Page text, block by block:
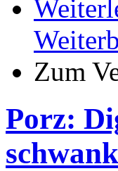
Zum
Porz: